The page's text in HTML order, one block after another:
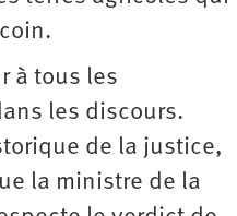
à tous les
les discours.
de la justice,
la ministre de la